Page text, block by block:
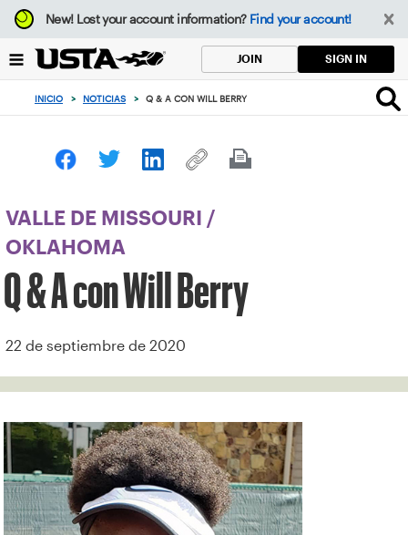
Enfoque
desde
botón
volver
principio
New!Lost your account information? Find your account!
JOIN SIGN IN
INICIO > NOTICIAS > Q & A CON WILL BERRY
VALLE DE MISSOURI
/
OKLAHOMA
Q & A con Will Berry
22 de septiembre de 2020